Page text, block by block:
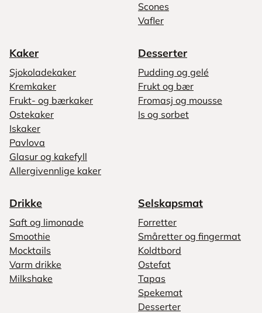
Scones
Vafler
Kaker
Sjokoladekaker
Kremkaker
Frukt- og bærkaker
Ostekaker
Iskaker
Pavlova
Glasur og kakefyll
Allergivennlige kaker
Desserter
Pudding og gelé
Frukt og bær
Fromasj og mousse
Is og sorbet
Drikke
Saft og limonade
Smoothie
Mocktails
Varm drikke
Milkshake
Selskapsmat
Forretter
Småretter og fingermat
Koldtbord
Ostefat
Tapas
Spekemat
Desserter